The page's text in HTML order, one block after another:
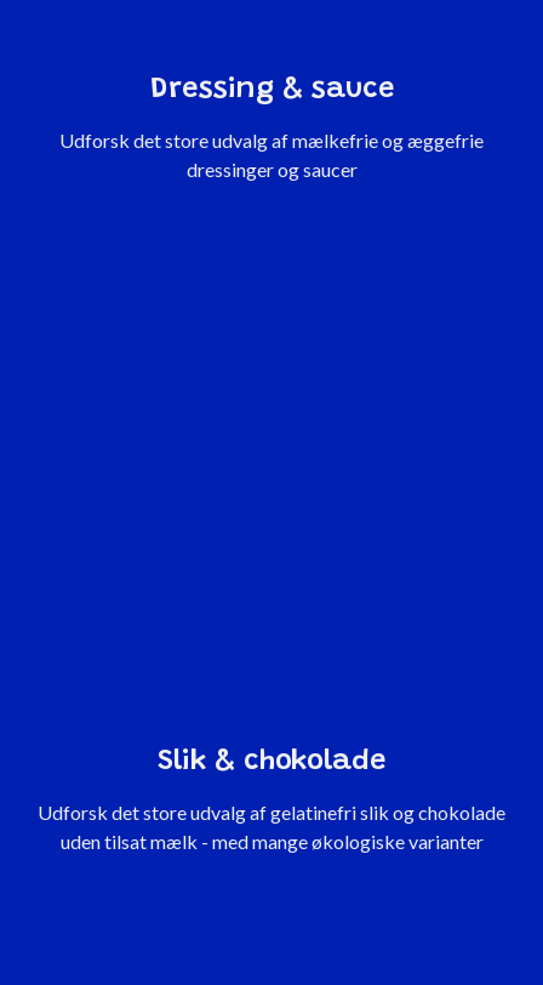
Dressing & sauce
Udforsk det store udvalg af mælkefrie og æggefrie
dressinger og saucer
Slik & chokolade
Udforsk det store udvalg af gelatinefri slik og chokolade
uden tilsat mælk - med mange økologiske varianter